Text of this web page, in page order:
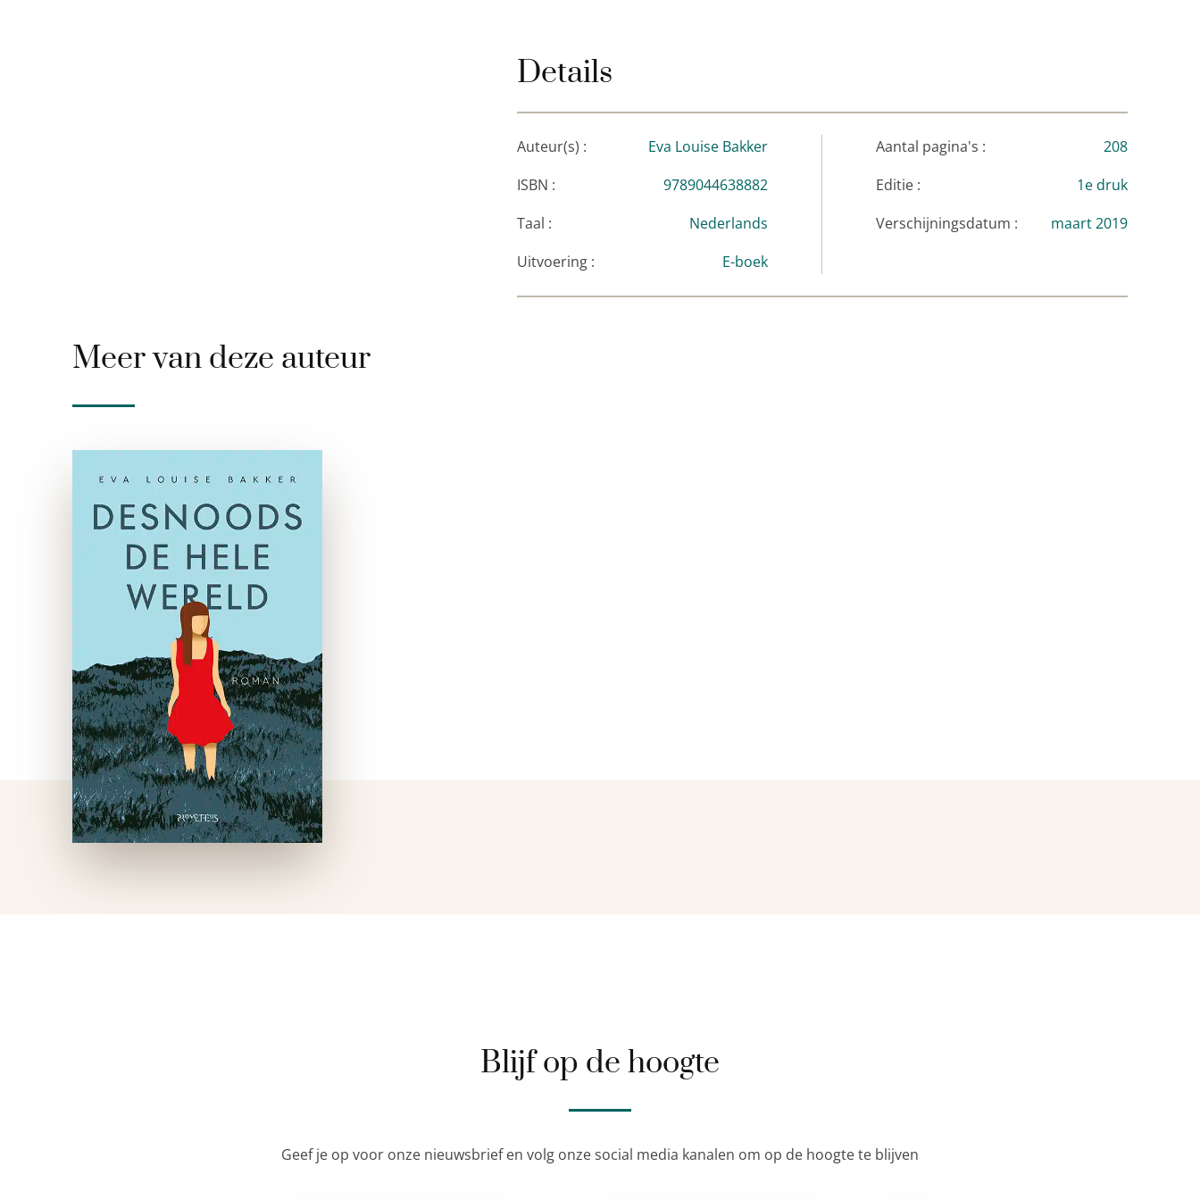
boek terzijde te leggen. Prachtige roman vol zelfspot en zelfkennis. Een must voor
Kluun
Details
Auteur(s) :
Eva Louise Bakker
ISBN :
9789044638882
Taal :
Nederlands
Uitvoering :
E-boek
Aantal pagina's :
208
Editie :
1e druk
Verschijningsdatum :
maart 2019
Meer van deze auteur
Desnoods de hele
wereld
e-boek
Anna Berg ziet op een dag
onverwacht dertigduizend
euro op haar bankrekening
staan. Velen zouden zo’n
verrassing omarmen, maar
voor Anna is de gebeurtenis
een ramp. Zij gaat door het
…
Blijf op de hoogte
Geef je op voor onze nieuwsbrief en volg onze social media kanalen om op de hoogte te blijven